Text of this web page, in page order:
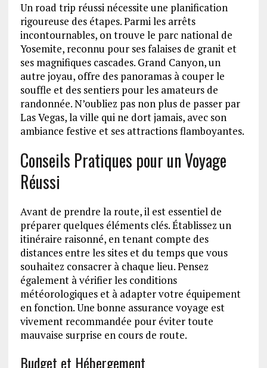
Un road trip réussi nécessite une planification
rigoureuse des étapes. Parmi les arrêts
incontournables, on trouve le parc national de
Yosemite, reconnu pour ses falaises de granit et
ses magnifiques cascades. Grand Canyon, un
autre joyau, offre des panoramas à couper le
souffle et des sentiers pour les amateurs de
randonnée. N’oubliez pas non plus de passer par
Las Vegas, la ville qui ne dort jamais, avec son
ambiance festive et ses attractions flamboyantes.
Conseils Pratiques pour un Voyage
Réussi
Avant de prendre la route, il est essentiel de
préparer quelques éléments clés. Établissez un
itinéraire raisonné, en tenant compte des
distances entre les sites et du temps que vous
souhaitez consacrer à chaque lieu. Pensez
également à vérifier les conditions
météorologiques et à adapter votre équipement
en fonction. Une bonne assurance voyage est
vivement recommandée pour éviter toute
mauvaise surprise en cours de route.
Budget et Hébergement